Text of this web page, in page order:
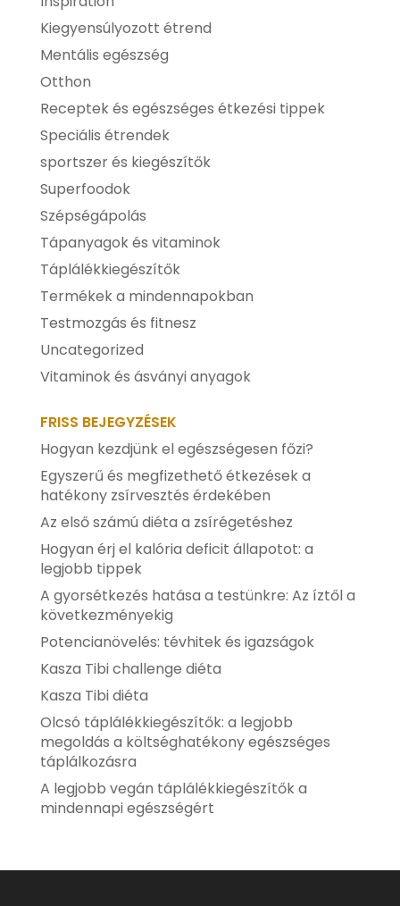
Kiegyensúlyozott étrend
Mentális egészség
Otthon
Receptek és egészséges étkezési tippek
Speciális étrendek
sportszer és kiegészítők
Superfoodok
Szépségápolás
Tápanyagok és vitaminok
Táplálékkiegészítők
Termékek a mindennapokban
Testmozgás és fitnesz
Uncategorized
Vitaminok és ásványi anyagok
FRISS BEJEGYZÉSEK
Hogyan kezdjünk el egészségesen főzi?
Egyszerű és megfizethető étkezések a
hatékony zsírvesztés érdekében
Az első számú diéta a zsírégetéshez
Hogyan érj el kalória deficit állapotot: a
legjobb tippek
A gyorsétkezés hatása a testünkre: Az íztől a
következményekig
Potencianövelés: tévhitek és igazságok
Kasza Tibi challenge diéta
Kasza Tibi diéta
Olcsó táplálékkiegészítők: a legjobb
megoldás a költséghatékony egészséges
táplálkozásra
A legjobb vegán táplálékkiegészítők a
mindennapi egészségért